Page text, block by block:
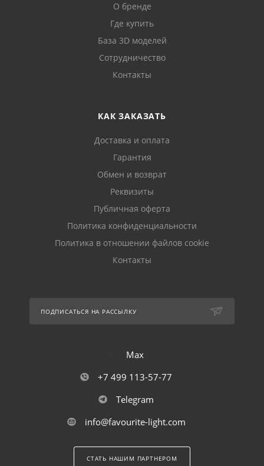
О бренде
Где купить
База 3D моделей
Сотрудничество
Контакты
КАК ЗАКАЗАТЬ
Доставка и оплата
Гарантия
Обмен и возврат
Реквизиты
Публичная оферта
Политика конфиденциальности
Политика в отношении файлов cookie
Контакты
ПОДПИСАТЬСЯ НА РАССЫЛКУ
Max
+7 499 113-57-77
Telegram
info@favourite-light.com
СТАТЬ НАШИМ ПАРТНЕРОМ